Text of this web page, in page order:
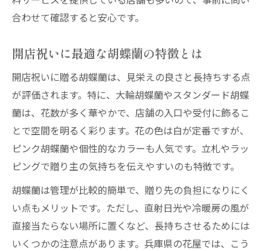
合わせて確認すると安心です。
開店祝いに最適な胡蝶蘭の特徴とは
開店祝いに贈る胡蝶蘭は、見栄えの良さと長持ちする点
が評価されます。特に、大輪胡蝶蘭やスタンダード胡蝶
蘭は、花数が多く華やかで、店舗の入口や受付に飾るこ
とで空間を明るく彩ります。花の色は白が定番ですが、
ピンク胡蝶蘭や個性的なカラーも人気です。立札やラッ
ピングで贈り主の気持ちを伝えやすいのも特徴です。
胡蝶蘭は管理が比較的簡単で、贈り先の負担になりにく
い点もメリットです。ただし、直射日光や冷暖房の風が
直接当たらない場所に置くなど、長持ちさせるためには
いくつかの注意点があります。兵庫県の花屋では、こう